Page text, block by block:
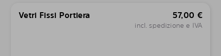
Vetri Fissi Portiera 57,00 €
incl. spedizione e IVA